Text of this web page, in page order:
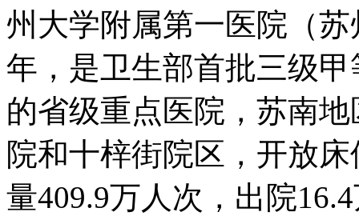
州大学附属第一医院（
年，是卫生部首批三级
的省级重点医院，苏南
院和十梓街院区，开放
量409.9万人次，出院